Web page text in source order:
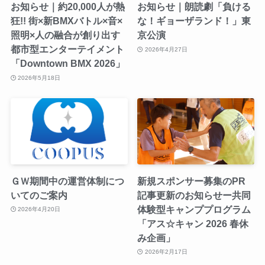
お知らせ｜約20,000人が熱
狂!! 街×新BMXバトル×音×
照明×人の融合が創り出す
都市型エンターテイメント
「Downtown BMX 2026」
2026年5月18日
お知らせ｜朗読劇「負ける
な！ギョーザランド！」東
京公演
2026年4月27日
ＧＷ期間中の運営体制につ
いてのご案内
2026年4月20日
新規スポンサー募集のPR
記事更新のお知らせー共同
体験型キャンププログラム
「アス☆キャン 2026 春休
み企画」
2026年2月17日